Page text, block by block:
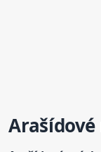
Arašídové